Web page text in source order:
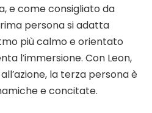
e come consigliato da
persona si adatta
più calmo e orientato
l’immersione. Con Leon,
la terza persona è
e concitate.